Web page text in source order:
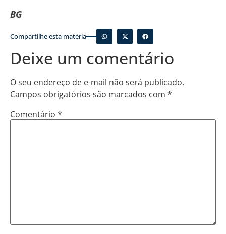
BG
Compartilhe esta matéria
Deixe um comentário
O seu endereço de e-mail não será publicado.
Campos obrigatórios são marcados com *
Comentário *